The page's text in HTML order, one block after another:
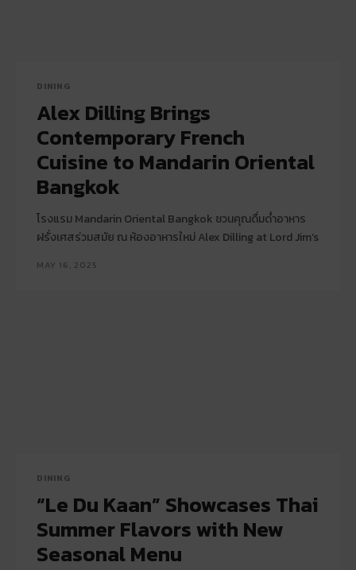
DINING
Alex Dilling Brings
Contemporary French
Cuisine to Mandarin Oriental
Bangkok
โรงแรม Mandarin Oriental Bangkok ชวนคุณดื่มด่ำอาหาร
ฝรั่งเศสร่วมสมัย ณ ห้องอาหารใหม่ Alex Dilling at Lord Jim’s
MAY 16, 2025
DINING
“Le Du Kaan” Showcases Thai
Summer Flavors with New
Seasonal Menu